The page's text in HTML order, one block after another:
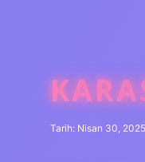
Tarih: Nisan 30, 2025